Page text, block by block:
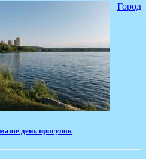
Город
день прогулок